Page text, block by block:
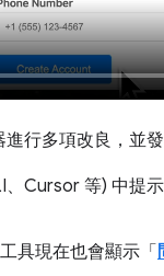
行多項改良，並發
Cursor 等) 中提
工具現在也會顯示「